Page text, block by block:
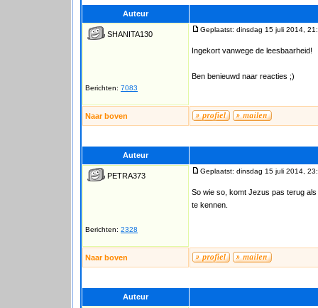
Auteur
SHANITA130
Berichten: 7083
Geplaatst: dinsdag 15 juli 2014,
Ingekort vanwege de leesbaarheid!
Ben benieuwd naar reacties ;)
Naar boven
Auteur
PETRA373
Berichten: 2328
Geplaatst: dinsdag 15 juli 2014,
So wie so, komt Jezus pas terug
te kennen.
Naar boven
Auteur